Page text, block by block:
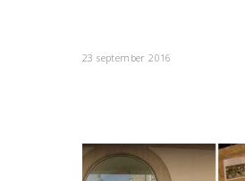
23 september 2016